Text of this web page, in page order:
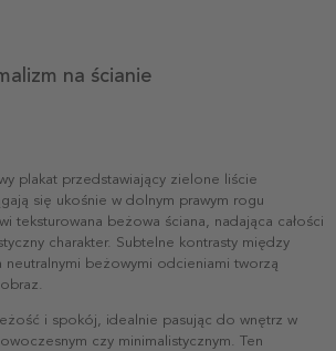
na ścianie
plakat przedstawiający zielone liście
się ukośnie w dolnym prawym rogu
teksturowana beżowa ściana, nadająca całości
charakter. Subtelne kontrasty między
neutralnymi beżowymi odcieniami tworzą
i spokój, idealnie pasując do wnętrz w
czy minimalistycznym. Ten